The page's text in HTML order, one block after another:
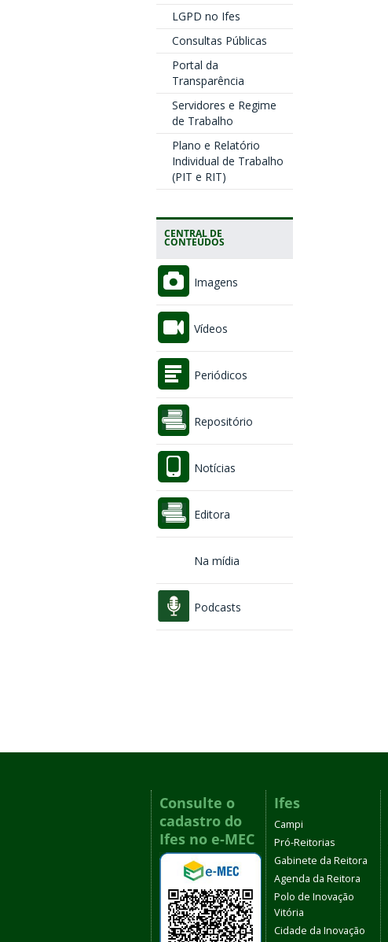
LGPD no Ifes
Consultas Públicas
Portal da
Transparência
Servidores e Regime
de Trabalho
Plano e Relatório
Individual de Trabalho
(PIT e RIT)
CENTRAL DE
CONTEÚDOS
Imagens
Vídeos
Periódicos
Repositório
Notícias
Editora
Na mídia
Podcasts
Consulte o
cadastro do
Ifes no e-MEC
Ifes
Campi
Pró-Reitorias
Gabinete da Reitora
Agenda da Reitora
Polo de Inovação
Vitória
Cidade da Inovação